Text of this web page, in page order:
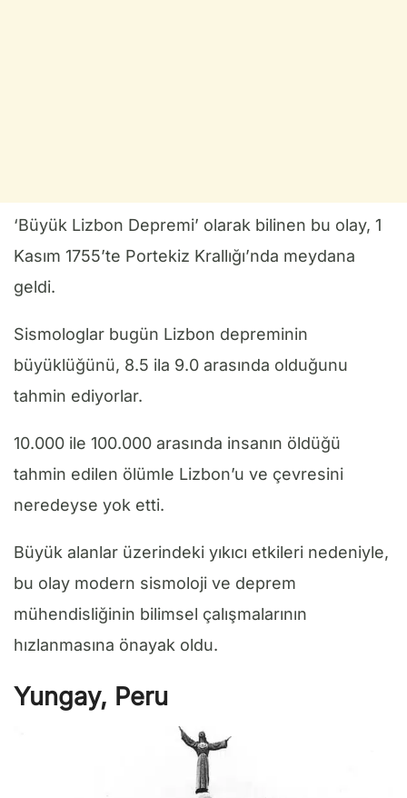
‘Büyük Lizbon Depremi’ olarak bilinen bu olay, 1
Kasım 1755’te Portekiz Krallığı’nda meydana
geldi.
Sismologlar bugün Lizbon depreminin
büyüklüğünü, 8.5 ila 9.0 arasında olduğunu
tahmin ediyorlar.
10.000 ile 100.000 arasında insanın öldüğü
tahmin edilen ölümle Lizbon’u ve çevresini
neredeyse yok etti.
Büyük alanlar üzerindeki yıkıcı etkileri nedeniyle,
bu olay modern sismoloji ve deprem
mühendisliğinin bilimsel çalışmalarının
hızlanmasına önayak oldu.
Yungay, Peru